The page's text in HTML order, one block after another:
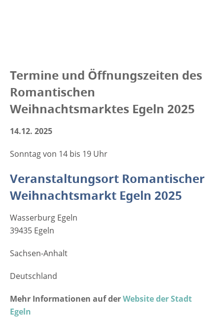
Termine und Öffnungszeiten des
Romantischen
Weihnachtsmarktes Egeln 2025
14.12. 2025
Sonntag von 14 bis 19 Uhr
Veranstaltungsort Romantischer
Weihnachtsmarkt Egeln 2025
Wasserburg Egeln
39435 Egeln
Sachsen-Anhalt
Deutschland
Mehr Informationen auf derWebsite der Stadt
Egeln